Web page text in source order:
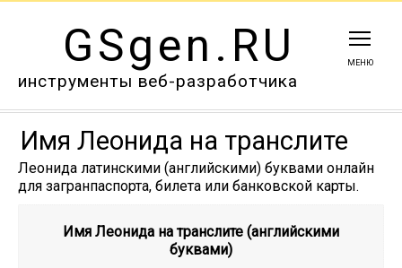
GSgen.RU
инструменты веб-разработчика
МЕНЮ
Имя Леонида на транслите
Леонида латинскими (английскими) буквами онлайн
для загранпаспорта, билета или банковской карты.
Имя Леонида на транслите (английскими
буквами)